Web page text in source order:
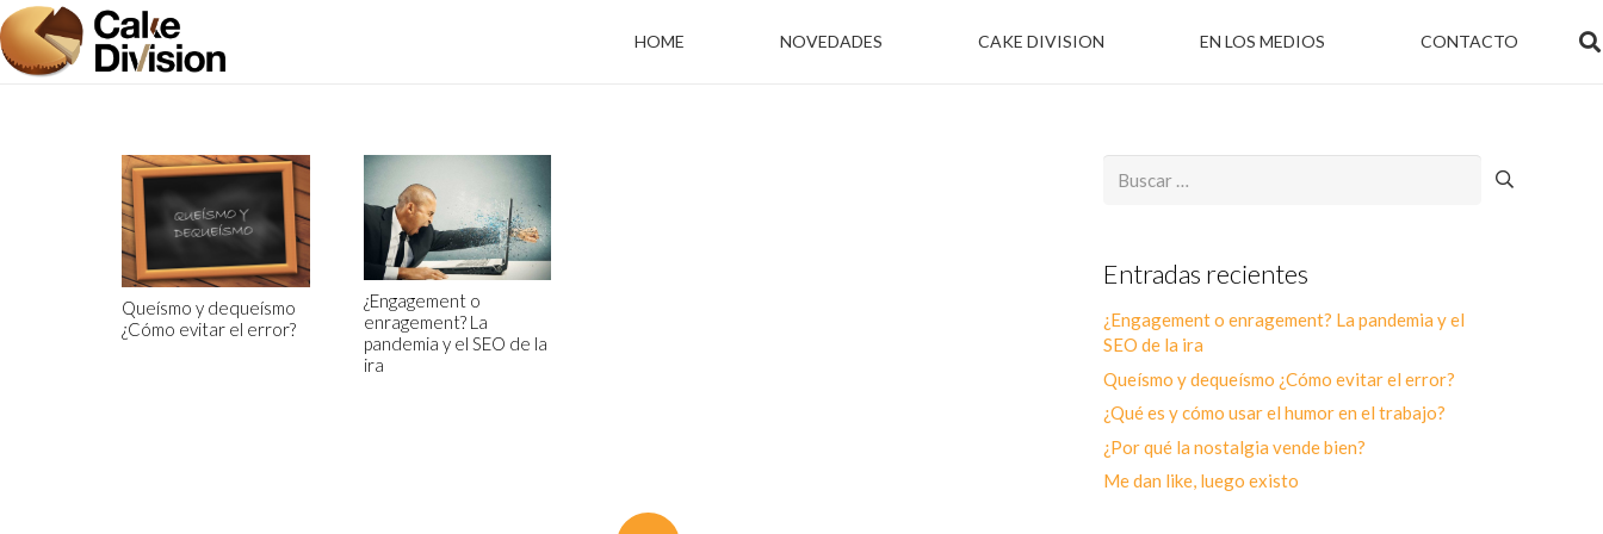
HOME NOVEDADES CAKE DIVISION EN LOS MEDIOS CONTACTO
Queísmo y dequeísmo
¿Cómo evitar el error?
¿Engagement o
enragement? La
pandemia y el SEO de la
ira
Buscar:
Entradas recientes
¿Engagement o enragement? La pandemia y el
SEO de la ira
Queísmo y dequeísmo ¿Cómo evitar el error?
¿Qué es y cómo usar el humor en el trabajo?
¿Por qué la nostalgia vende bien?
Me dan like, luego existo